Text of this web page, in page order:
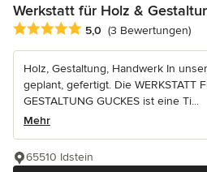
Werkstatt für Holz &
Durchschnittliche Bewertung: 5
5,0 (3 Bewertungen)
Holz, Gestaltung, Handwerk In
geplant, gefertigt. Die WERKSTATT
GESTALTUNG GUCKES ist eine Ti...
Mehr
65510 Idstein